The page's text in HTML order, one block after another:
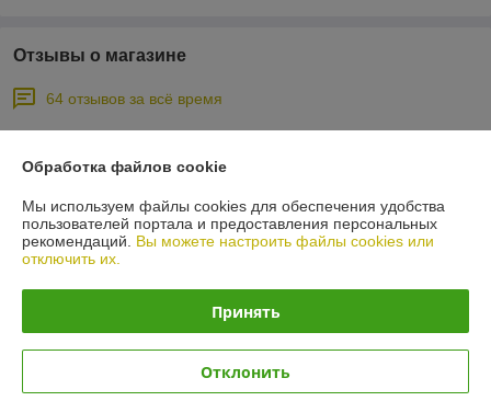
Отзывы о магазине
64 отзывов за всё время
Сказали все в обработке. В итоге позвонили несколько раз сами.
Каждый раз новый человек на телефоне и никто не знает про заказ.
Сделка подтверждена через корзину
12.03.2026
Андрей
Отлично
Обработка файлов cookie
Мы используем файлы cookies для обеспечения удобства
пользователей портала и предоставления персональных
рекомендаций. Вы можете настроить файлы cookies или
отключить их.
Принять
Отклонить